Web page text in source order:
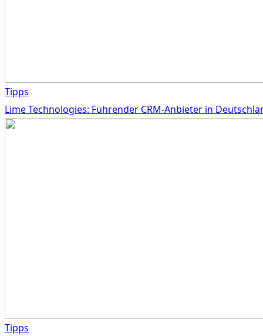
Tipps
Lime Technologies: Führender CRM-Anbieter in
Tipps